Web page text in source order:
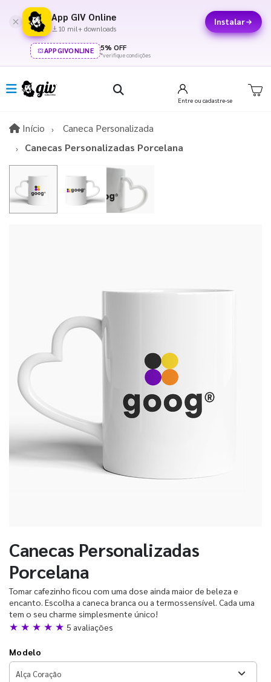
App GIV Online
10 mil+ downloads
Instalar
APPGIVONLINE 5% OFF
*verifique condições
Entre ou cadastre-se
Início InícioCaneca Personalizada
Canecas Personalizadas Porcelana
Canecas Personalizadas
Porcelana
Tomar cafezinho ficou com uma dose ainda maior de beleza e
encanto. Escolha a caneca branca ou a termossensível. Cada uma
tem o seu charme simplesmente único!
★ ★ ★ ★ ★ 5 avaliações
Modelo